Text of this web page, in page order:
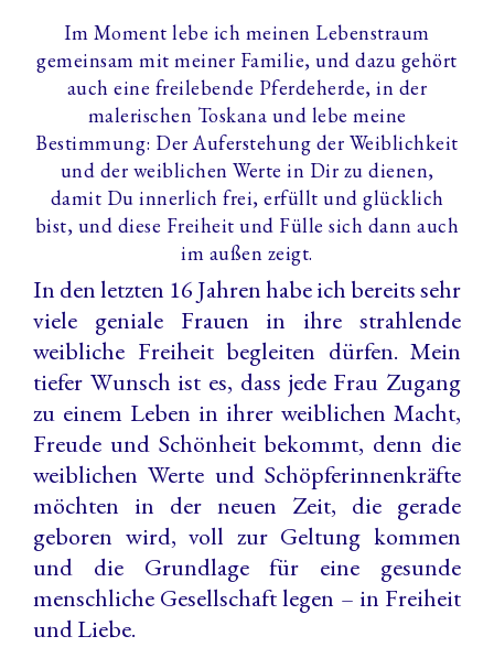
Im Moment lebe ich meinen Lebenstraum
gemeinsam mit meiner Familie, und dazu gehört
auch eine freilebende Pferdeherde, in der
malerischen Toskana und lebe meine
Bestimmung: Der Auferstehung der Weiblichkeit
und der weiblichen Werte in Dir zu dienen,
damit Du innerlich frei, erfüllt und glücklich
bist, und diese Freiheit und Fülle sich dann auch
im außen zeigt.
In den letzten 16 Jahren habe ich bereits sehr
viele geniale Frauen in ihre strahlende
weibliche Freiheit begleiten dürfen. Mein
tiefer Wunsch ist es, dass jede Frau Zugang
zu einem Leben in ihrer weiblichen Macht,
Freude und Schönheit bekommt, denn die
weiblichen Werte und Schöpferinnenkräfte
möchten in der neuen Zeit, die gerade
geboren wird, voll zur Geltung kommen
und die Grundlage für eine gesunde
menschliche Gesellschaft legen – in Freiheit
und Liebe.